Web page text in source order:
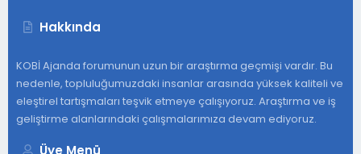
Hakkında
KOBİ Ajanda forumunun uzun bir araştırma geçmişi vardır. Bu
nedenle, topluluğumuzdaki insanlar arasında yüksek kaliteli ve
eleştirel tartışmaları teşvik etmeye çalışıyoruz. Araştırma ve iş
geliştirme alanlarındaki çalışmalarımıza devam ediyoruz.
Üye Menü